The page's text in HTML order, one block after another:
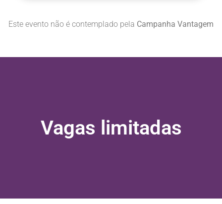
Este evento não é contemplado pela Campanha Vantagem
Vagas limitadas